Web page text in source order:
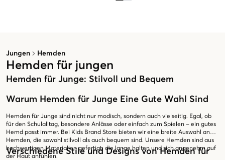
Jungen Hemden
Hemden für jungen
Hemden für Junge: Stilvoll und Bequem
Warum Hemden für Junge Eine Gute Wahl Sind
Hemden für Junge sind nicht nur modisch, sondern auch vielseitig. Egal, ob
für den Schulalltag, besondere Anlässe oder einfach zum Spielen – ein gutes
Hemd passt immer. Bei Kids Brand Store bieten wir eine breite Auswahl an
Hemden, die sowohl stilvoll als auch bequem sind. Unsere Hemden sind aus
hochwertigen Materialien gefertigt, die lange halten und sich angenehm auf
der Haut anfühlen.
Verschiedene Stile und Designs von Hemden für